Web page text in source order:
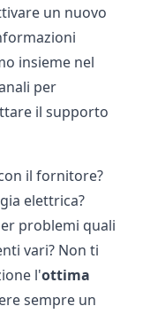
un nuovo
insieme nel
per
il supporto
il fornitore?
elettrica?
problemi quali
vari? Non ti
l'ottima
sempre un